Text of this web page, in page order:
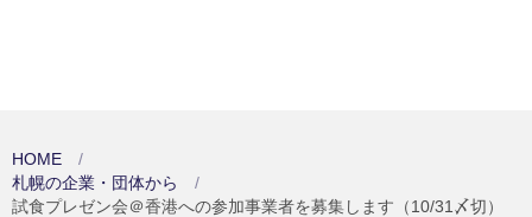
HOME
札幌の企業・団体から
試食プレゼン会＠香港への参加事業者を募集します（10/31〆切）